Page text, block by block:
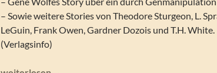
– Sowie weitere Stories von Theodore Sturgeon, L.
LeGuin, Frank Owen, Gardner Dozois und T.H. White.
(Verlagsinfo)